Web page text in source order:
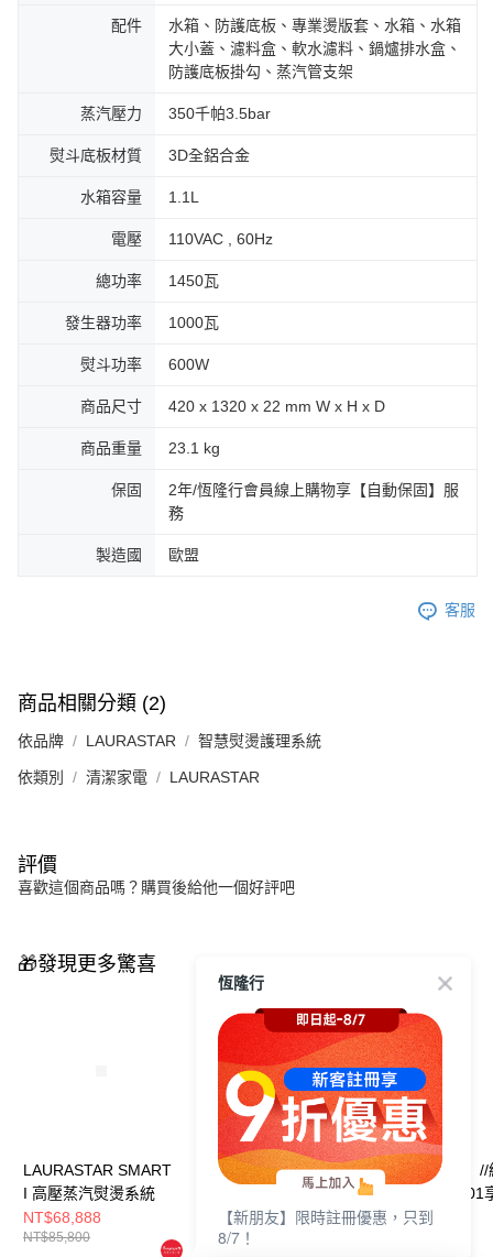
配件
水箱、防護底板、專業燙版套、水箱、水箱
大小蓋、濾料盒、軟水濾料、鍋爐排水盒、
防護底板掛勾、蒸汽管支架
蒸汽壓力 350千帕3.5bar
熨斗底板材質 3D全鋁合金
水箱容量 1.1L
電壓 110VAC , 60Hz
總功率 1450瓦
發生器功率 1000瓦
熨斗功率 600W
商品尺寸 420 x 1320 x 22 mm W x H x D
商品重量 23.1 kg
保固
2年/恆隆行會員線上購物享【自動保固】服
務
製造國 歐盟
客服
商品相關分類 (2)
依品牌 LAURASTAR 智慧熨燙護理系統
依類別 清潔家電 LAURASTAR
評價
喜歡這個商品嗎？購買後給他一個好評吧
🎁發現更多驚喜
LAURASTAR SMART
I 高壓蒸汽熨燙系統
NT$68,888
NT$85,800
【全台唯一 設計聯名
LS3B8001享折
扣//LAURASTAR
NT$168,000
【限量福利品】//
輸入LS04B8001
折//LAURASTAR
NT$89,800
恆隆行
【新朋友】限時註冊優惠，只到
8/7！